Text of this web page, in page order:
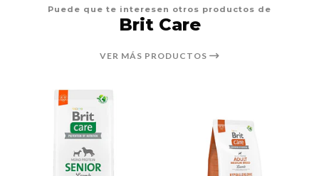
Puede que te interesen otros productos de
Brit Care
VER MÁS PRODUCTOS